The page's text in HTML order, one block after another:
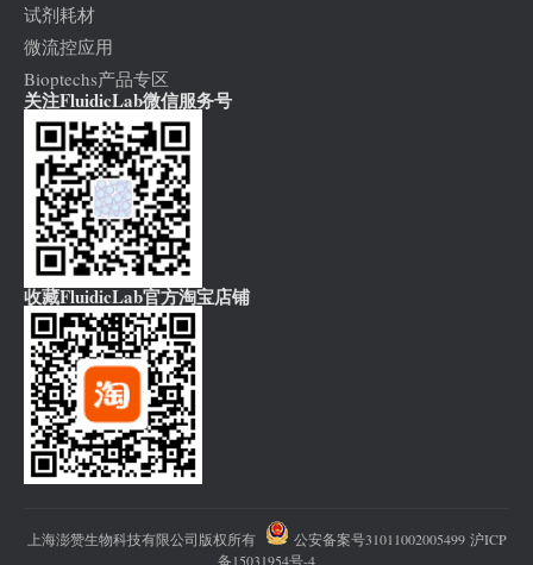
试剂耗材
微流控应用
Bioptechs产品专区
关注FluidicLab微信服务号
收藏FluidicLab官方淘宝店铺
上海澎赞生物科技有限公司版权所有 公安备案号31011002005499 沪ICP
备15031954号-4